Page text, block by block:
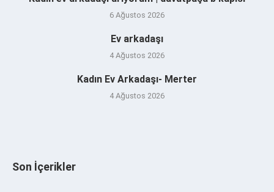
6 Ağustos 2026
Ev arkadaşı
4 Ağustos 2026
Kadın Ev Arkadaşı- Merter
4 Ağustos 2026
Son İçerikler